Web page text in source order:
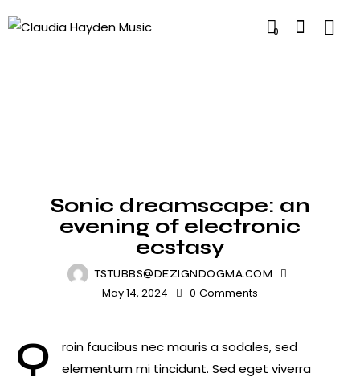
0
Sonic dreamscape: an
evening of electronic
ecstasy
TSTUBBS@DEZIGNDOGMA.COM
May 14, 2024 0 Comments
Q
roin faucibus nec mauris a sodales, sed
elementum mi tincidunt. Sed eget viverra